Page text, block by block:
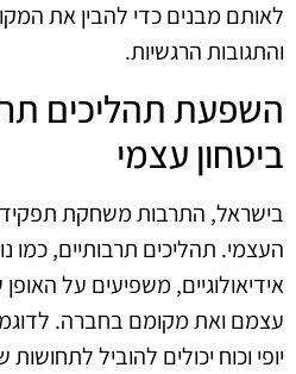
לאותם מבנים כדי להבין את
והתגובות הרגשיות.
השפעת תהליכים
ביטחון עצמי
בישראל, התרבות משחקת תפקיד
העצמי. תהליכים תרבותיים, כמו
אידיאולוגיים, משפיעים על
עצמם ואת מקומם בחברה.
יופי וכוח יכולים להוביל